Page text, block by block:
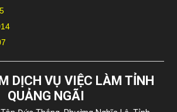
DỊCH VỤ VIỆC LÀM TỈNH
QUẢNG NGÃI